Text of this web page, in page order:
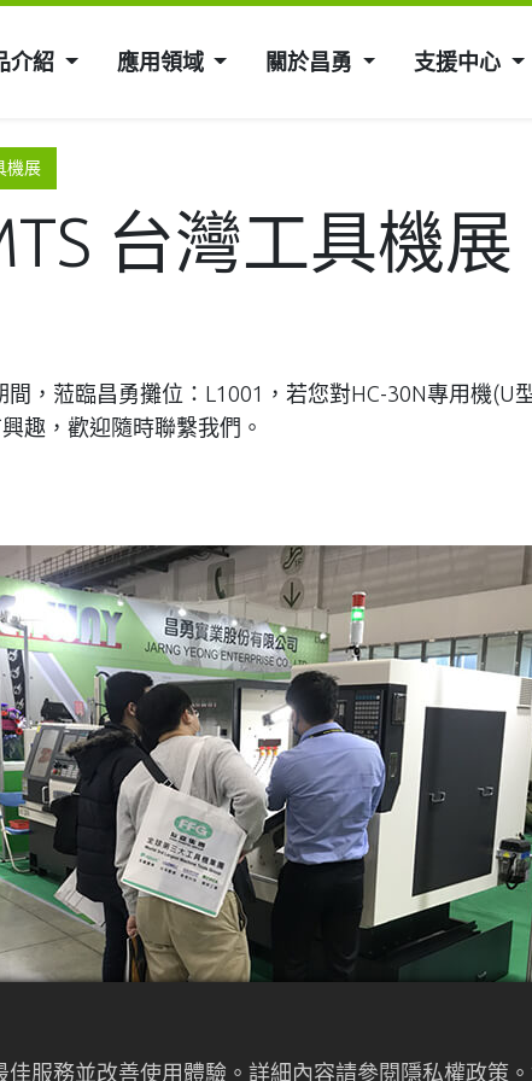
介紹 應用領域 關於昌勇 支援中心
機展
台灣工具機展
，蒞臨昌勇攤位：L1001，若您對HC-30N專用機(U
趣，歡迎隨時聯繫我們。
服務並改善使用體驗。詳細內容請參閱隱私權政策